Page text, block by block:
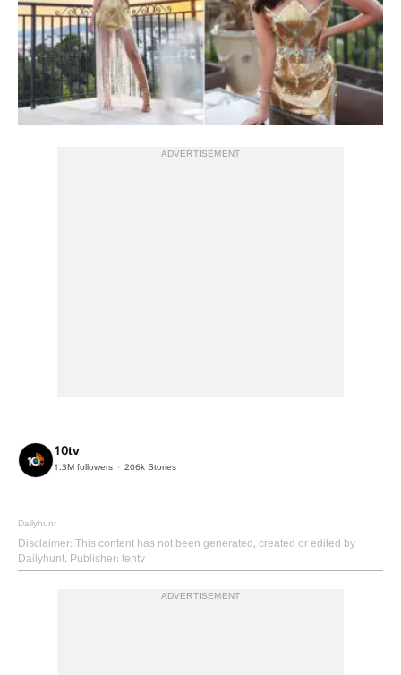
ADVERTISEMENT
10tv
1.3M followers 206k Stories
Dailyhunt
Disclaimer: This content has not been generated, created or edited by
Dailyhunt. Publisher: tentv
ADVERTISEMENT